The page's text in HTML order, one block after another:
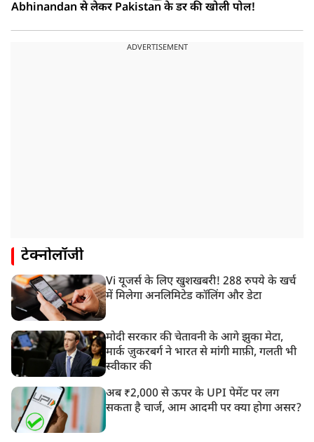
Abhinandan से लेकर Pakistan के डर की खोली पोल!
ADVERTISEMENT
टेक्नोलॉजी
Vi यूजर्स के लिए खुशखबरी! 288 रुपये के खर्च
में मिलेगा अनलिमिटेड कॉलिंग और डेटा
मोदी सरकार की चेतावनी के आगे झुका मेटा,
मार्क ज़ुकरबर्ग ने भारत से मांगी माफ़ी, गलती भी
स्वीकार की
अब ₹2,000 से ऊपर के UPI पेमेंट पर लग
सकता है चार्ज, आम आदमी पर क्या होगा असर?